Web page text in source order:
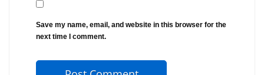
Save my name, email, and website in this browser for the
next time I comment.